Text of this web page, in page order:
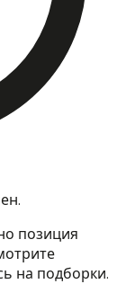
позиция
на подборки.